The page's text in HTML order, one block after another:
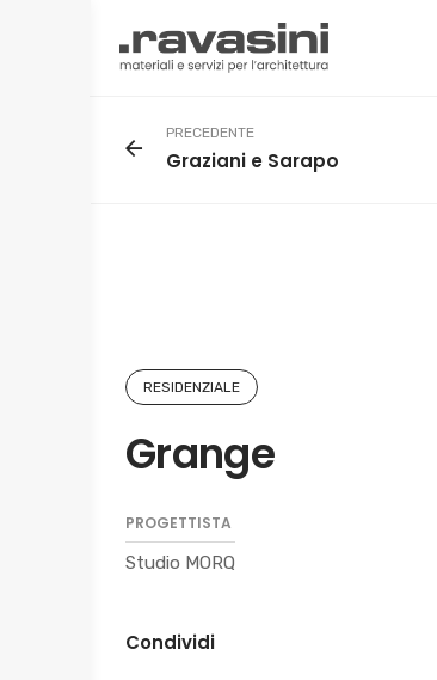
content
PRECEDENTE
Graziani e Sarapo
RESIDENZIALE
Grange
PROGETTISTA
Studio MORQ
Condividi